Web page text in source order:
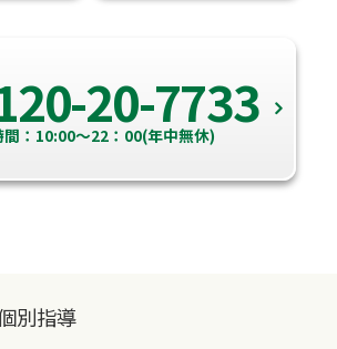
20-7733
間：10:00～22：00(年中無休)
別指導